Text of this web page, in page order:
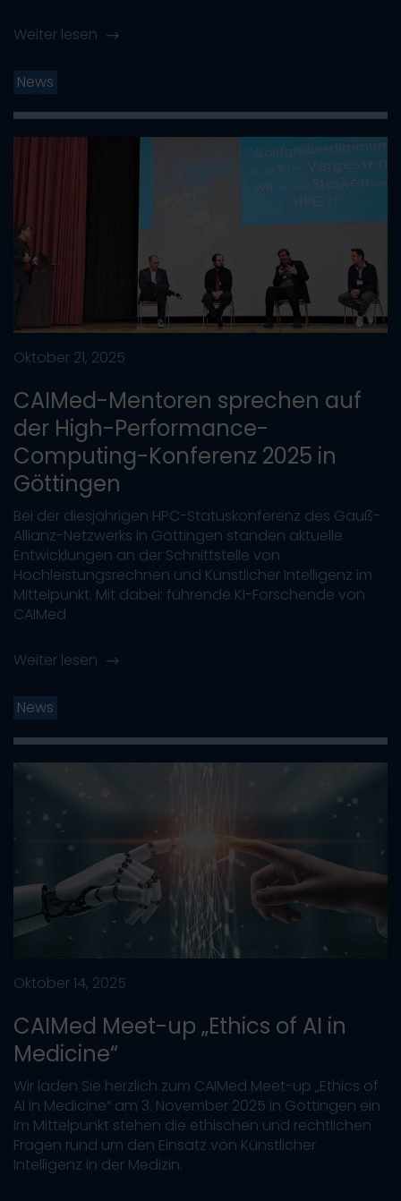
Weiter lesen
News
Oktober 21, 2025
CAIMed-Mentoren sprechen auf
der High-Performance-
Computing-Konferenz 2025 in
Göttingen
Bei der diesjährigen HPC-Statuskonferenz des Gauß-
Allianz-Netzwerks in Göttingen standen aktuelle
Entwicklungen an der Schnittstelle von
Hochleistungsrechnen und Künstlicher Intelligenz im
Mittelpunkt. Mit dabei: führende KI-Forschende von
CAIMed
Weiter lesen
News
Oktober 14, 2025
CAIMed Meet-up „Ethics of AI in
Medicine“
Wir laden Sie herzlich zum CAIMed Meet-up „Ethics of
AI in Medicine“ am 3. November 2025 in Göttingen ein.
Im Mittelpunkt stehen die ethischen und rechtlichen
Fragen rund um den Einsatz von Künstlicher
Intelligenz in der Medizin.